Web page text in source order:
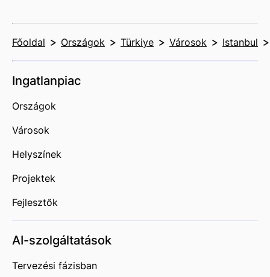
Főoldal Országok Türkiye Városok Istanbul
Ingatlanpiac
Országok
Városok
Helyszínek
Projektek
Fejlesztők
AI-szolgáltatások
Tervezési fázisban